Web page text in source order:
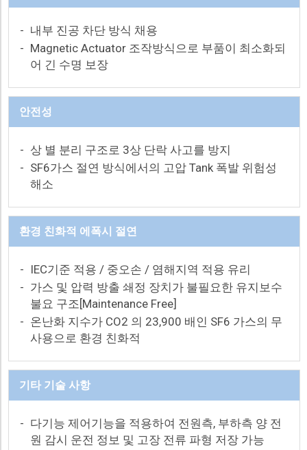
- 내부 진공 차단 방식 채용
- Magnetic Actuator 조작방식으로 부품이 최소화되
어 긴 수명 보장
안전성
- 상 별 분리 구조로 3상 단락 사고를 방지
- SF6가스 절연 방식에서의 고압 Tank 폭발 위험성
해소
환경 친화적 에폭시 절연
- IEC기준 적용 / 중오손 / 염해지역 적용 유리
- 가스 및 압력 방출 쇄정 장치가 불필요한 유지보수
불요 구조[Maintenance Free]
- 온난화 지수가 CO2 의 23,900 배인 SF6 가스의 무
사용으로 환경 친화적
기타 기술 사항
- 다기능 제어기능을 적용하여 전원측, 부하측 양 전
원 감시 운전 정보 및 고장 전류 파형 저장 가능